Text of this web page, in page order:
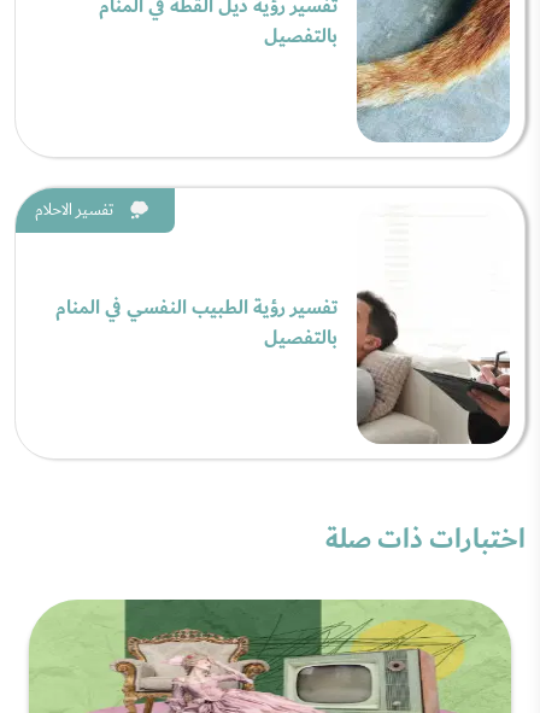
بالتفصيل
تفسير الاحلام
تفسير رؤية الطبيب النفسي في المنام
بالتفصيل
اختبارات ذات صلة